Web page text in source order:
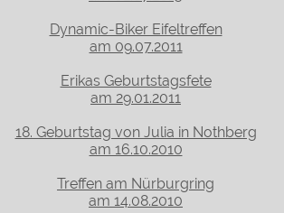
Dynamic-Biker Eifeltreffen
am 09.07.2011
Erikas Geburtstagsfete
am 29.01.2011
18. Geburtstag von Julia in Nothberg
am 16.10.2010
Treffen am Nürburgring
am 14.08.2010